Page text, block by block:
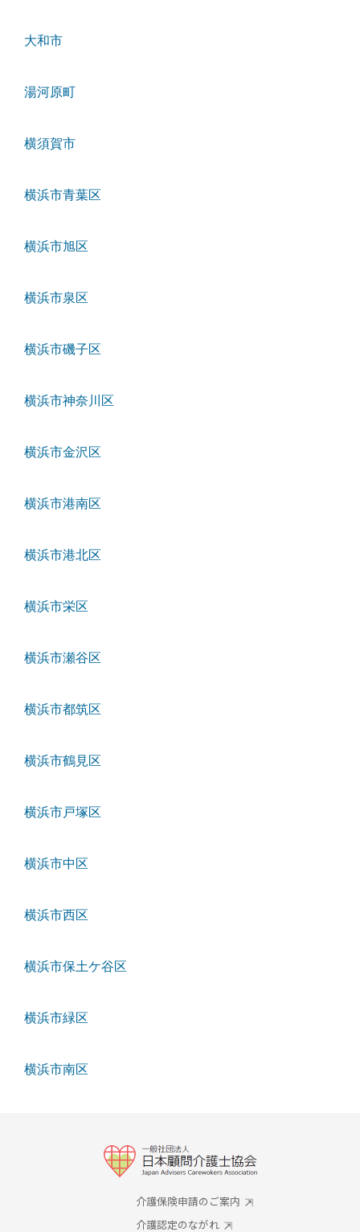
大和市
湯河原町
横須賀市
横浜市青葉区
横浜市旭区
横浜市泉区
横浜市磯子区
横浜市神奈川区
横浜市金沢区
横浜市港南区
横浜市港北区
横浜市栄区
横浜市瀬谷区
横浜市都筑区
横浜市鶴見区
横浜市戸塚区
横浜市中区
横浜市西区
横浜市保土ケ谷区
横浜市緑区
横浜市南区
介護保険申請のご案内
介護認定のながれ